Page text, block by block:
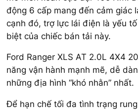
động 6 cấp mang đến cảm giác
cạnh đó, trợ lực lái điện là yếu
biệt của chiếc bán tải này.
Ford Ranger XLS AT 2.0L 4X4
năng vận hành mạnh mẽ, dễ
những địa hình “khó nhằn” nhất.
Để hạn chế tối đa tình trạng